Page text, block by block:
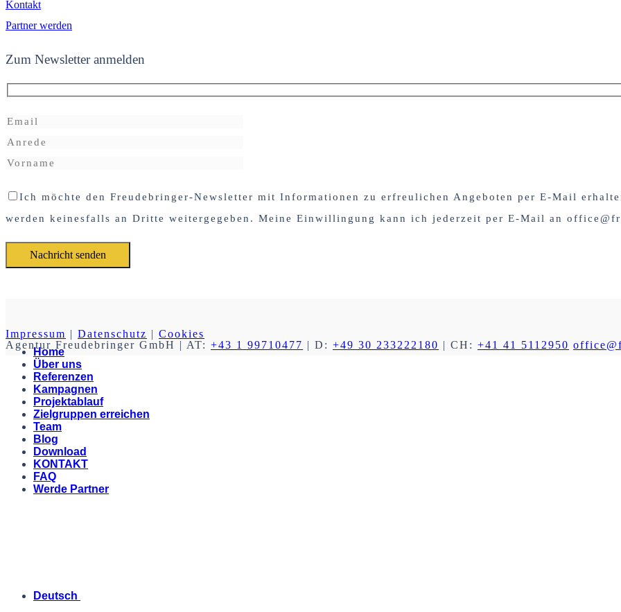
Kontakt
Partner werden
Zum Newsletter anmelden
Ich möchte den Freudebringer-Newsletter mit Informationen zu erfreulichen Angeboten per E-Mail
werden keinesfalls an Dritte weitergegeben. Meine Einwillingung kann ich jederzeit per E-Mail an
Impressum | Datenschutz | Cookies
Agentur Freudebringer GmbH | AT: +43 1 99710477 | D: +49 30 233222180 | CH: +41 41 5112950
Home
Über uns
Referenzen
Kampagnen
Projektablauf
Zielgruppen erreichen
Team
Blog
Download
KONTAKT
FAQ
Werde Partner
Deutsch